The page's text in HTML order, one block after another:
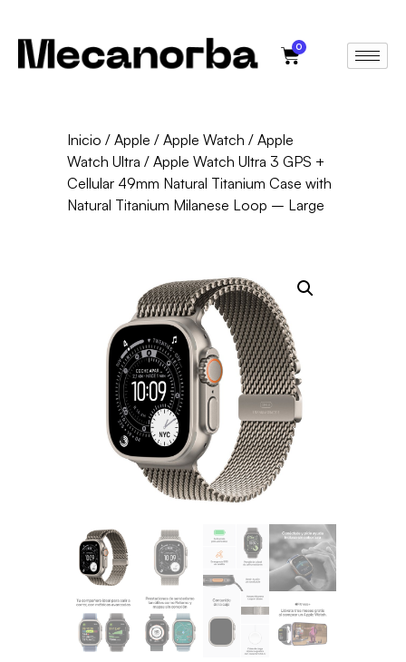
0
Inicio /Apple /Apple Watch /Apple
Watch Ultra / Apple Watch Ultra 3 GPS +
Cellular 49mm Natural Titanium Case with
Natural Titanium Milanese Loop – Large